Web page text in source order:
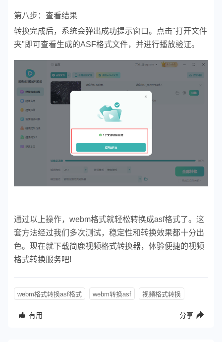
第八步：查看结果
转换完成后，系统会弹出成功提示窗口。点击"打开文件
夹"即可查看生成的ASF格式文件，并进行播放验证。
通过以上操作，webm格式就轻松转换成asf格式了。这
套方法经过我们多次测试，稳定性和转换效果都十分出
色。现在就下载简鹿视频格式转换器，体验便捷的视频
格式转换服务吧!
webm格式转换asf格式 webm转换asf 视频格式转换
有用 分享